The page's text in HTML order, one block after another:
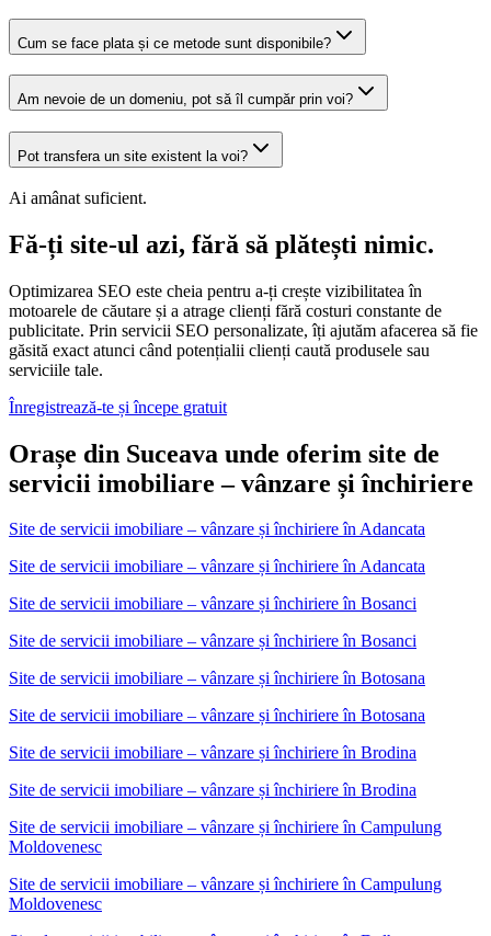
Cum se face plata și ce metode sunt disponibile?
Am nevoie de un domeniu, pot să îl cumpăr prin voi?
Pot transfera un site existent la voi?
Ai amânat suficient.
Fă-ți site-ul azi, fără să plătești nimic.
Optimizarea SEO este cheia pentru a-ți crește vizibilitatea în
motoarele de căutare și a atrage clienți fără costuri constante de
publicitate. Prin servicii SEO personalizate, îți ajutăm afacerea să fie
găsită exact atunci când potențialii clienți caută produsele sau
serviciile tale.
Înregistrează-te și începe gratuit
Orașe din Suceava unde oferim site de
servicii imobiliare – vânzare și închiriere
Site de servicii imobiliare – vânzare și închiriereînAdancata
Site de servicii imobiliare – vânzare și închiriere în Adancata
Site de servicii imobiliare – vânzare și închiriereîn Bosanci
Site de servicii imobiliare – vânzare și închiriere în Bosanci
Site de servicii imobiliare – vânzare și închiriereîn Botosana
Site de servicii imobiliare – vânzare și închiriere în Botosana
Site de servicii imobiliare – vânzare și închiriereîn Brodina
Site de servicii imobiliare – vânzare și închiriere în Brodina
Site de servicii imobiliare – vânzare și închiriereîn Campulung
Moldovenesc
Site de servicii imobiliare – vânzare și închiriere în Campulung
Moldovenesc